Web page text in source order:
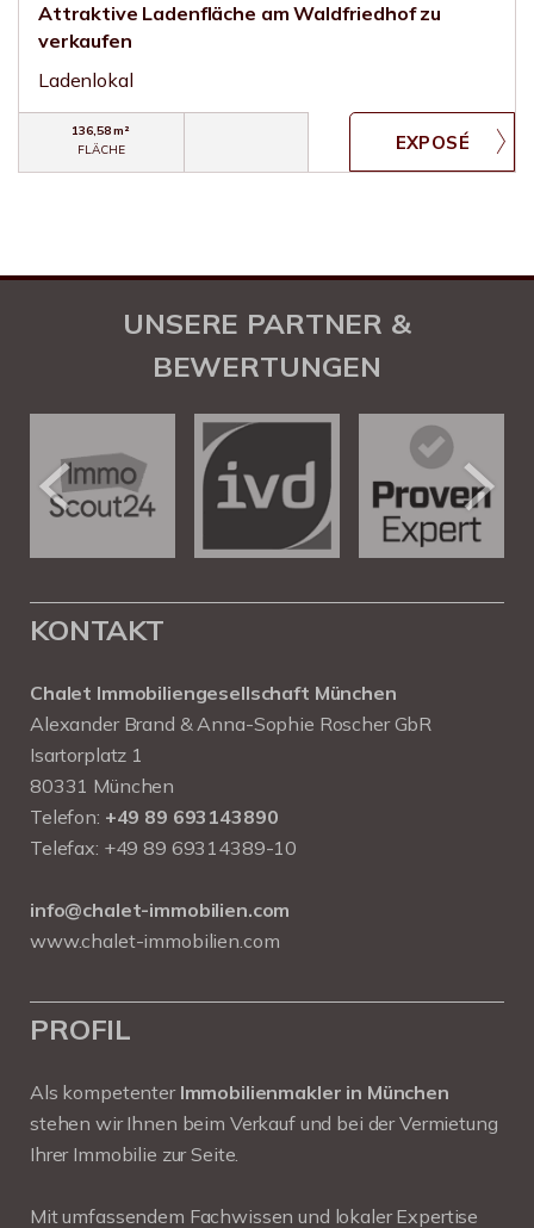
Attraktive Ladenfläche am Waldfriedhof zu
verkaufen
Ladenlokal
136,58 m²
FLÄCHE
UNSERE PARTNER &
BEWERTUNGEN
KONTAKT
Chalet Immobiliengesellschaft München
Alexander Brand & Anna-Sophie Roscher GbR
Isartorplatz 1
80331 München
Telefon: +49 89 693143890
Telefax: +49 89 69314389-10
info@chalet-immobilien.com
www.chalet-immobilien.com
PROFIL
Als kompetenter Immobilienmakler in München
stehen wir Ihnen beim Verkauf und bei der Vermietung
Ihrer Immobilie zur Seite.
Mit umfassendem Fachwissen und lokaler Expertise